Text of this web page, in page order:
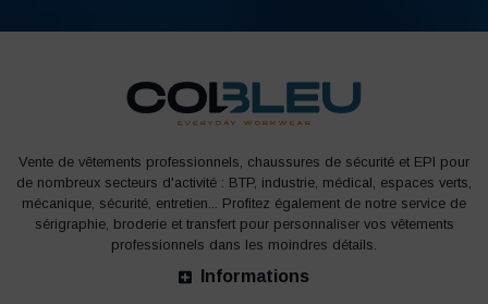
Vente de vêtements professionnels, chaussures de sécurité et EPI pour
de nombreux secteurs d'activité : BTP, industrie, médical, espaces verts,
mécanique, sécurité, entretien... Profitez également de notre service de
sérigraphie, broderie et transfert pour personnaliser vos vêtements
professionnels dans les moindres détails.
Informations